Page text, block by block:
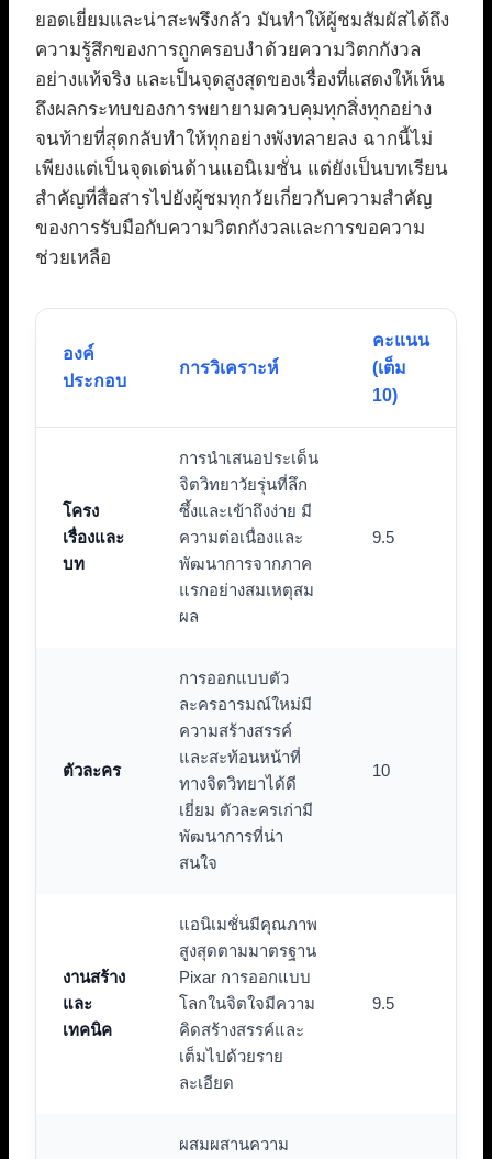
ยอดเยี่ยมและน่าสะพรึงกลัว มันทำให้ผู้ชมสัมผัสได้ถึง
ความรู้สึกของการถูกครอบงำด้วยความวิตกกังวล
อย่างแท้จริง และเป็นจุดสูงสุดของเรื่องที่แสดงให้เห็น
ถึงผลกระทบของการพยายามควบคุมทุกสิ่งทุกอย่าง
จนท้ายที่สุดกลับทำให้ทุกอย่างพังทลายลง ฉากนี้ไม่
เพียงแต่เป็นจุดเด่นด้านแอนิเมชั่น แต่ยังเป็นบทเรียน
สำคัญที่สื่อสารไปยังผู้ชมทุกวัยเกี่ยวกับความสำคัญ
ของการรับมือกับความวิตกกังวลและการขอความ
ช่วยเหลือ
องค์
ประกอบ
การวิเคราะห์
คะแนน
(เต็ม
10)
โครง
เรื่องและ
บท
การนำเสนอประเด็น
จิตวิทยาวัยรุ่นที่ลึก
ซึ้งและเข้าถึงง่าย มี
ความต่อเนื่องและ
พัฒนาการจากภาค
แรกอย่างสมเหตุสม
ผล
9.5
ตัวละคร
การออกแบบตัว
ละครอารมณ์ใหม่มี
ความสร้างสรรค์
และสะท้อนหน้าที่
ทางจิตวิทยาได้ดี
เยี่ยม ตัวละครเก่ามี
พัฒนาการที่น่า
สนใจ
10
งานสร้าง
และ
เทคนิค
แอนิเมชั่นมีคุณภาพ
สูงสุดตามมาตรฐาน
Pixar การออกแบบ
โลกในจิตใจมีความ
คิดสร้างสรรค์และ
เต็มไปด้วยราย
ละเอียด
9.5
ผสมผสานความ